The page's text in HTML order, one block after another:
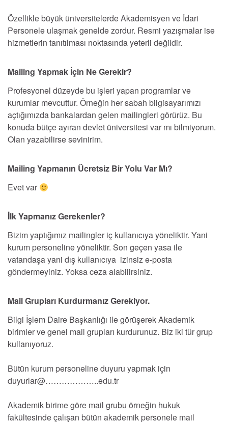
Özellikle büyük üniversitelerde Akademisyen ve İdari
Personele ulaşmak genelde zordur. Resmi yazışmalar ise
hizmetlerin tanıtılması noktasında yeterli değildir.
Mailing Yapmak İçin Ne Gerekir?
Profesyonel düzeyde bu işleri yapan programlar ve
kurumlar mevcuttur. Örneğin her sabah bilgisayarımızı
açtığımızda bankalardan gelen mailingleri görürüz. Bu
konuda bütçe ayıran devlet üniversitesi var mı bilmiyorum.
Olan yazabilirse sevinirim.
Mailing Yapmanın Ücretsiz Bir Yolu Var Mı?
Evet var
İlk Yapmanız Gerekenler?
Bizim yaptığımız mailingler iç kullanıcıya yöneliktir. Yani
kurum personeline yöneliktir. Son geçen yasa ile
vatandaşa yani dış kullanıcıya izinsiz e-posta
göndermeyiniz. Yoksa ceza alabilirsiniz.
Mail Grupları Kurdurmanız Gerekiyor.
Bilgi İşlem Daire Başkanlığı ile görüşerek Akademik
birimler ve genel mail grupları kurdurunuz. Biz iki tür grup
kullanıyoruz.
Bütün kurum personeline duyuru yapmak için
duyurlar@………………..edu.tr
Akademik birime göre mail grubu örneğin hukuk
fakültesinde çalışan bütün akademik personele mail